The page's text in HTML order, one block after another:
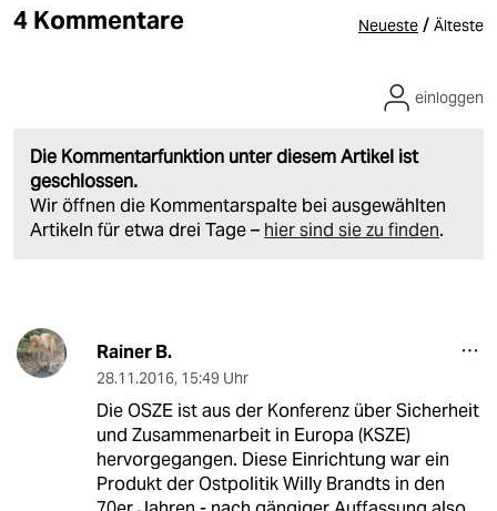
4 Kommentare Neueste / Älteste
Die Kommentarfunktion unter diesem Artikel ist
geschlossen.
Wir öffnen die Kommentarspalte bei ausgewählten
Artikeln für etwa drei Tage – hier sind sie zu finden.
einloggen
Rainer B.
28.11.2016, 15:49 Uhr
Die OSZE ist aus der Konferenz über Sicherheit
und Zusammenarbeit in Europa (KSZE)
hervorgegangen. Diese Einrichtung war ein
Produkt der Ostpolitik Willy Brandts in den